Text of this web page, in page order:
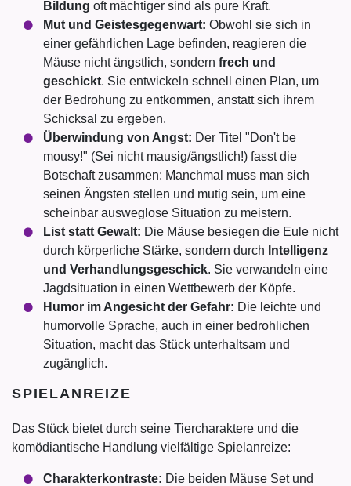
Bildung oft mächtiger sind als pure Kraft.
Mut und Geistesgegenwart: Obwohl sie sich in
einer gefährlichen Lage befinden, reagieren die
Mäuse nicht ängstlich, sondern frech und
geschickt. Sie entwickeln schnell einen Plan, um
der Bedrohung zu entkommen, anstatt sich ihrem
Schicksal zu ergeben.
Überwindung von Angst: Der Titel "Don't be
mousy!" (Sei nicht mausig/ängstlich!) fasst die
Botschaft zusammen: Manchmal muss man sich
seinen Ängsten stellen und mutig sein, um eine
scheinbar ausweglose Situation zu meistern.
List statt Gewalt: Die Mäuse besiegen die Eule nicht
durch körperliche Stärke, sondern durch Intelligenz
und Verhandlungsgeschick. Sie verwandeln eine
Jagdsituation in einen Wettbewerb der Köpfe.
Humor im Angesicht der Gefahr: Die leichte und
humorvolle Sprache, auch in einer bedrohlichen
Situation, macht das Stück unterhaltsam und
zugänglich.
SPIELANREIZE
Das Stück bietet durch seine Tiercharaktere und die
komödiantische Handlung vielfältige Spielanreize:
Charakterkontraste: Die beiden Mäuse Set und